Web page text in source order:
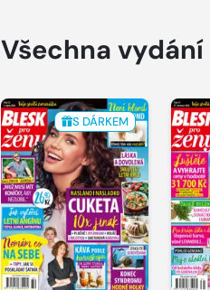
Všechna vydání
S DÁRKEM